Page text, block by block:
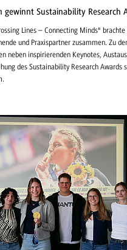
gewinnt Sustainability Research
Lines – Connecting Minds" brachte
und Praxispartner zusammen. Zu
neben inspirierenden Keynotes,
des Sustainability Research Awards